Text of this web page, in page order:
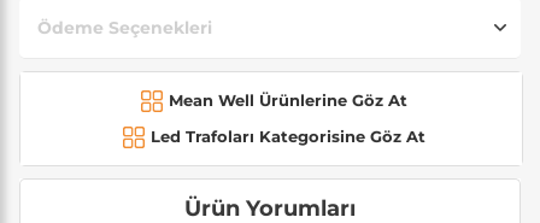
Ödeme Seçenekleri
Mean Well Ürünlerine Göz At
Led Trafoları Kategorisine Göz At
Ürün Yorumları